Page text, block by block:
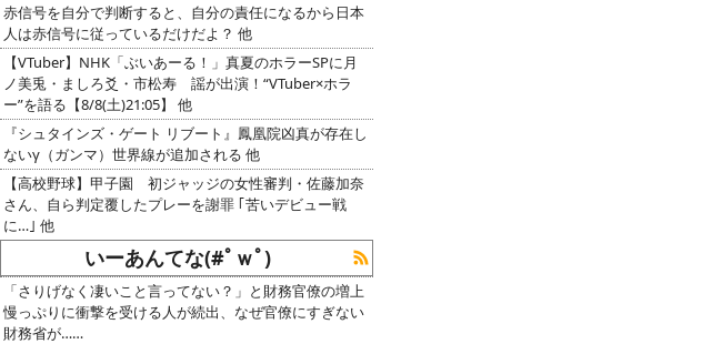
赤信号を自分で判断すると、自分の責任になるから日本
人は赤信号に従っているだけだよ？ 他
【VTuber】NHK「ぶいあーる！」真夏のホラーSPに月
ノ美兎・ましろ爻・市松寿ゞ謡が出演！“VTuber×ホラ
ー”を語る【8/8(土)21:05】 他
『シュタインズ・ゲート リブート』鳳凰院凶真が存在し
ないγ（ガンマ）世界線が追加される 他
【高校野球】甲子園 初ジャッジの女性審判・佐藤加奈
さん、自ら判定覆したプレーを謝罪 ｢苦いデビュー戦
に…｣ 他
いーあんてな(#ﾟｗﾟ)
「さりげなく凄いこと言ってない？」と財務官僚の増上
慢っぷりに衝撃を受ける人が続出、なぜ官僚にすぎない
財務省が……